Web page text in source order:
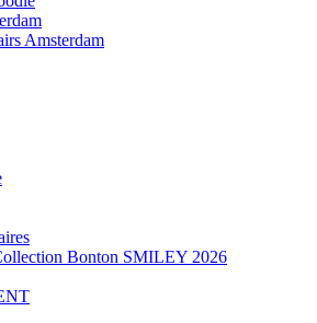
Amsterdam
Bonton SMILEY 2026